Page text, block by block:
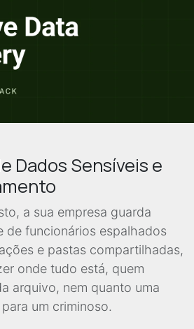
Dados Sensíveis e
a sua empresa guarda
de funcionários espalhados
e pastas compartilhadas,
onde tudo está, quem
arquivo, nem quanto uma
um criminoso.